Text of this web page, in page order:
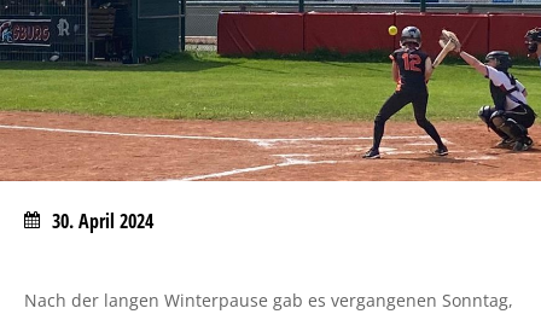
30. April 2024
Nach der langen Winterpause gab es vergangenen Sonntag,